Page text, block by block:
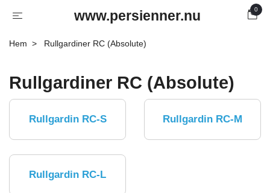
www.persienner.nu 0
Hem Rullgardiner RC (Absolute)
Rullgardiner RC (Absolute)
Rullgardin RC-S Rullgardin RC-M
Rullgardin RC-L